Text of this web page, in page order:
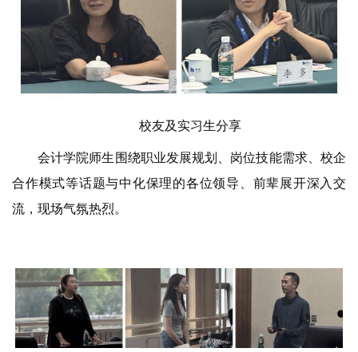
校友及实习生分享
会计学院师生围绕职业发展规划、岗位技能需求、校企
合作模式等话题与中化保理的各位领导、前辈展开深入交
流，现场气氛热烈。